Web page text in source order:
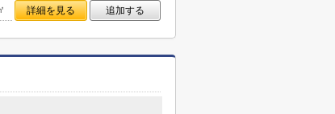
詳細を見る 追加する